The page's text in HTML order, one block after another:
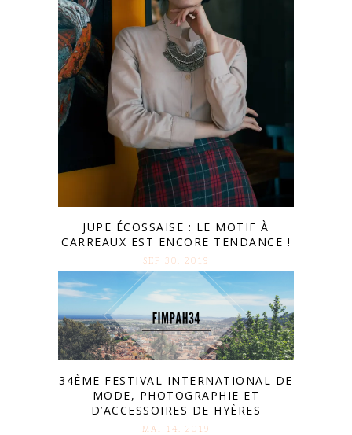
JUPE ÉCOSSAISE : LE MOTIF À
CARREAUX EST ENCORE TENDANCE !
SEP 30. 2019
34ÈME FESTIVAL INTERNATIONAL DE
MODE, PHOTOGRAPHIE ET
D’ACCESSOIRES DE HYÈRES
MAI 14. 2019